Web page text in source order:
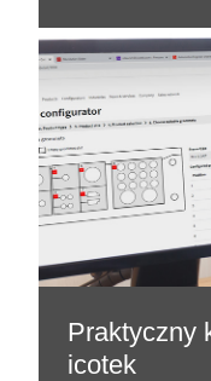
Praktyczny
icotek